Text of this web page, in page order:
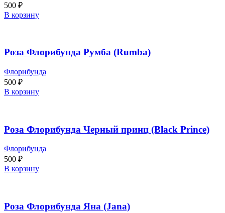
500 ₽
В корзину
Роза Флорибунда Румба (Rumba)
Флорибунда
500 ₽
В корзину
Роза Флорибунда Черный принц (Black Prince)
Флорибунда
500 ₽
В корзину
Роза Флорибунда Яна (Jana)